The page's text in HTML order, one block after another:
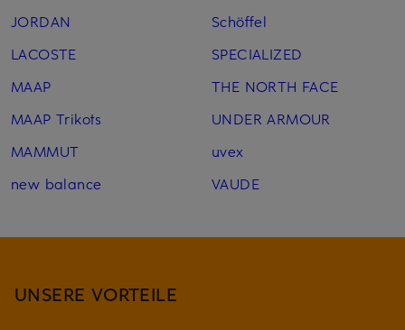
JORDAN
LACOSTE
MAAP
MAAP Trikots
MAMMUT
new balance
Schöffel
SPECIALIZED
THE NORTH FACE
UNDER ARMOUR
uvex
VAUDE
UNSERE VORTEILE